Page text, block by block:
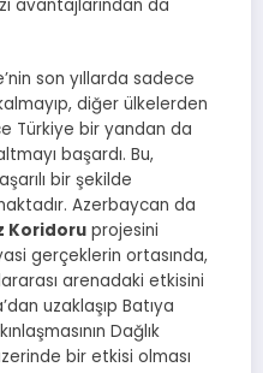
avantajlarından da
son yıllarda sadece
diğer ülkelerden
Türkiye bir yandan da
başardı. Bu,
bir şekilde
Azerbaycan da
Koridoru projesini
gerçeklerin ortasında,
arenadaki etkisini
uzaklaşıp Batıya
Dağlık
bir etkisi olması